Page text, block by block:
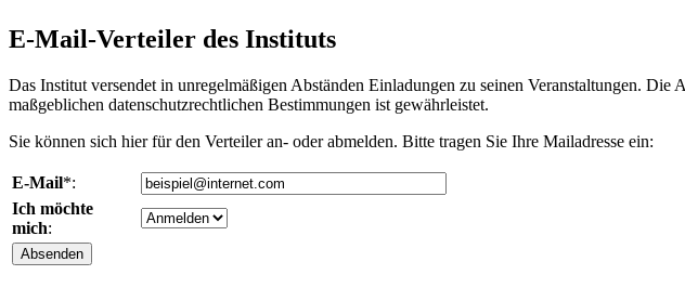
E-Mail-Verteiler des Instituts
Das Institut versendet in unregelmäßigen Abständen Einladungen zu seinen Veranstaltungen.
maßgeblichen datenschutzrechtlichen Bestimmungen ist gewährleistet.
Sie können sich hier für den Verteiler an- oder abmelden. Bitte tragen Sie Ihre Mailadresse ein:
E-Mail*:
Ich möchte
mich: